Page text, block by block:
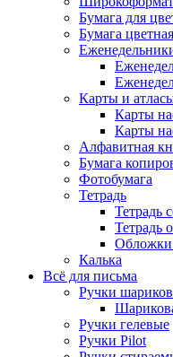
Бумага для
Бумага цветная
Карты и
Карты
Карты
Алфавитная
Бумага
Фотобумага
Тетрадь
Тетрадь
Тетрадь
Обложки
Калька
Всё для письма
Ручки
Ручки гелевые
Ручки Pilot